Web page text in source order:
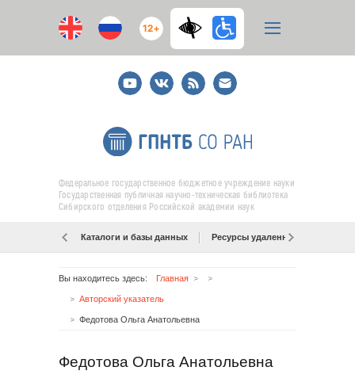
12+
YoutubeВКонтакте
RSS
E-
mail
подписка
Федеральное государственное бюджетное учреждение науки
Государственная публичная научно-техническая библиотека
Сибирского отделения Российской академии наук
Каталоги и базы данных Ресурсы удаленного доступа
Вы находитесь здесь: Главная
Авторский указатель
Федотова Ольга Анатольевна
Федотова Ольга Анатольевна